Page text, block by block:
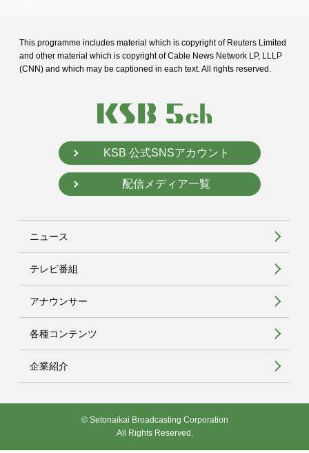
This programme includes material which is copyright of Reuters Limited
and other material which is copyright of Cable News Network LP, LLLP
(CNN) and which may be captioned in each text. All rights reserved.
KSB 公式SNSアカウント
配信メディア一覧
ニュース
テレビ番組
アナウンサー
各種コンテンツ
企業紹介
© Setonaikai Broadcasting Corporation
All Rights Reserved.